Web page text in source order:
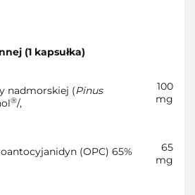
(1 kapsułka)
nadmorskiej (Pinus
®/,
(OPC) 65%
100
mg
65
mg